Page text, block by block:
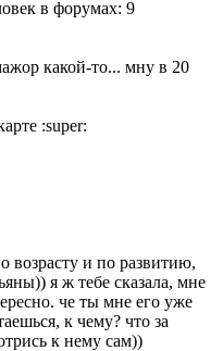
какой-то... мну в 20
:super:
возрасту и по развитию,
я ж тебе сказала, мне
че ты мне его уже
к чему? что за
к нему сам))